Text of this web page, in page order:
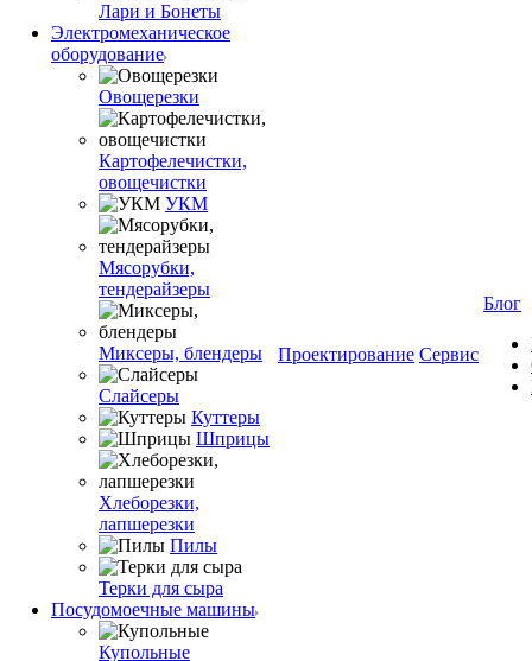
Лари и Бонеты
Электромеханическое
оборудование
Овощерезки
Картофелечистки,
овощечистки
УКМ
Мясорубки,
тендерайзеры
Миксеры, блендеры
Слайсеры
Куттеры
Шприцы
Хлеборезки,
лапшерезки
Пилы
Терки для сыра
Посудомоечные машины
Купольные
Проектирование Сервис
Блог